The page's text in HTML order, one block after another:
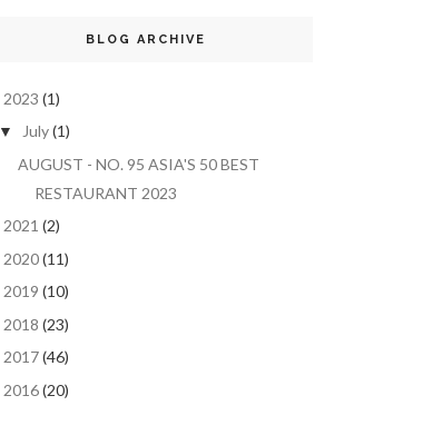
BLOG ARCHIVE
2023 (1)
▼ July(1)
AUGUST - NO. 95 ASIA'S 50 BEST
RESTAURANT 2023
2021 (2)
2020(11)
2019 (10)
2018 (23)
2017(46)
2016(20)